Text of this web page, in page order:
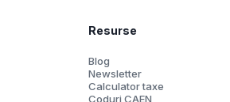
Resurse
Blog
Newsletter
Calculator taxe
Coduri CAEN